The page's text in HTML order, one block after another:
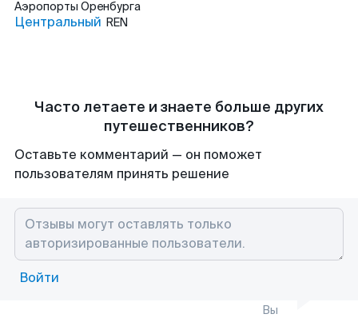
Аэропорты Оренбурга
Центральный REN
Часто летаете и знаете больше других
путешественников?
Оставьте комментарий — он поможет
пользователям принять решение
Войти
Вы